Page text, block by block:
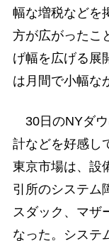
幅な増税などを
方が広がったこ
げ幅を広げる展
は月間で小幅な
30日のNYダウ
計などを好感し
東京市場は、設
引所のシステム
スダック、マザ
なった。システ